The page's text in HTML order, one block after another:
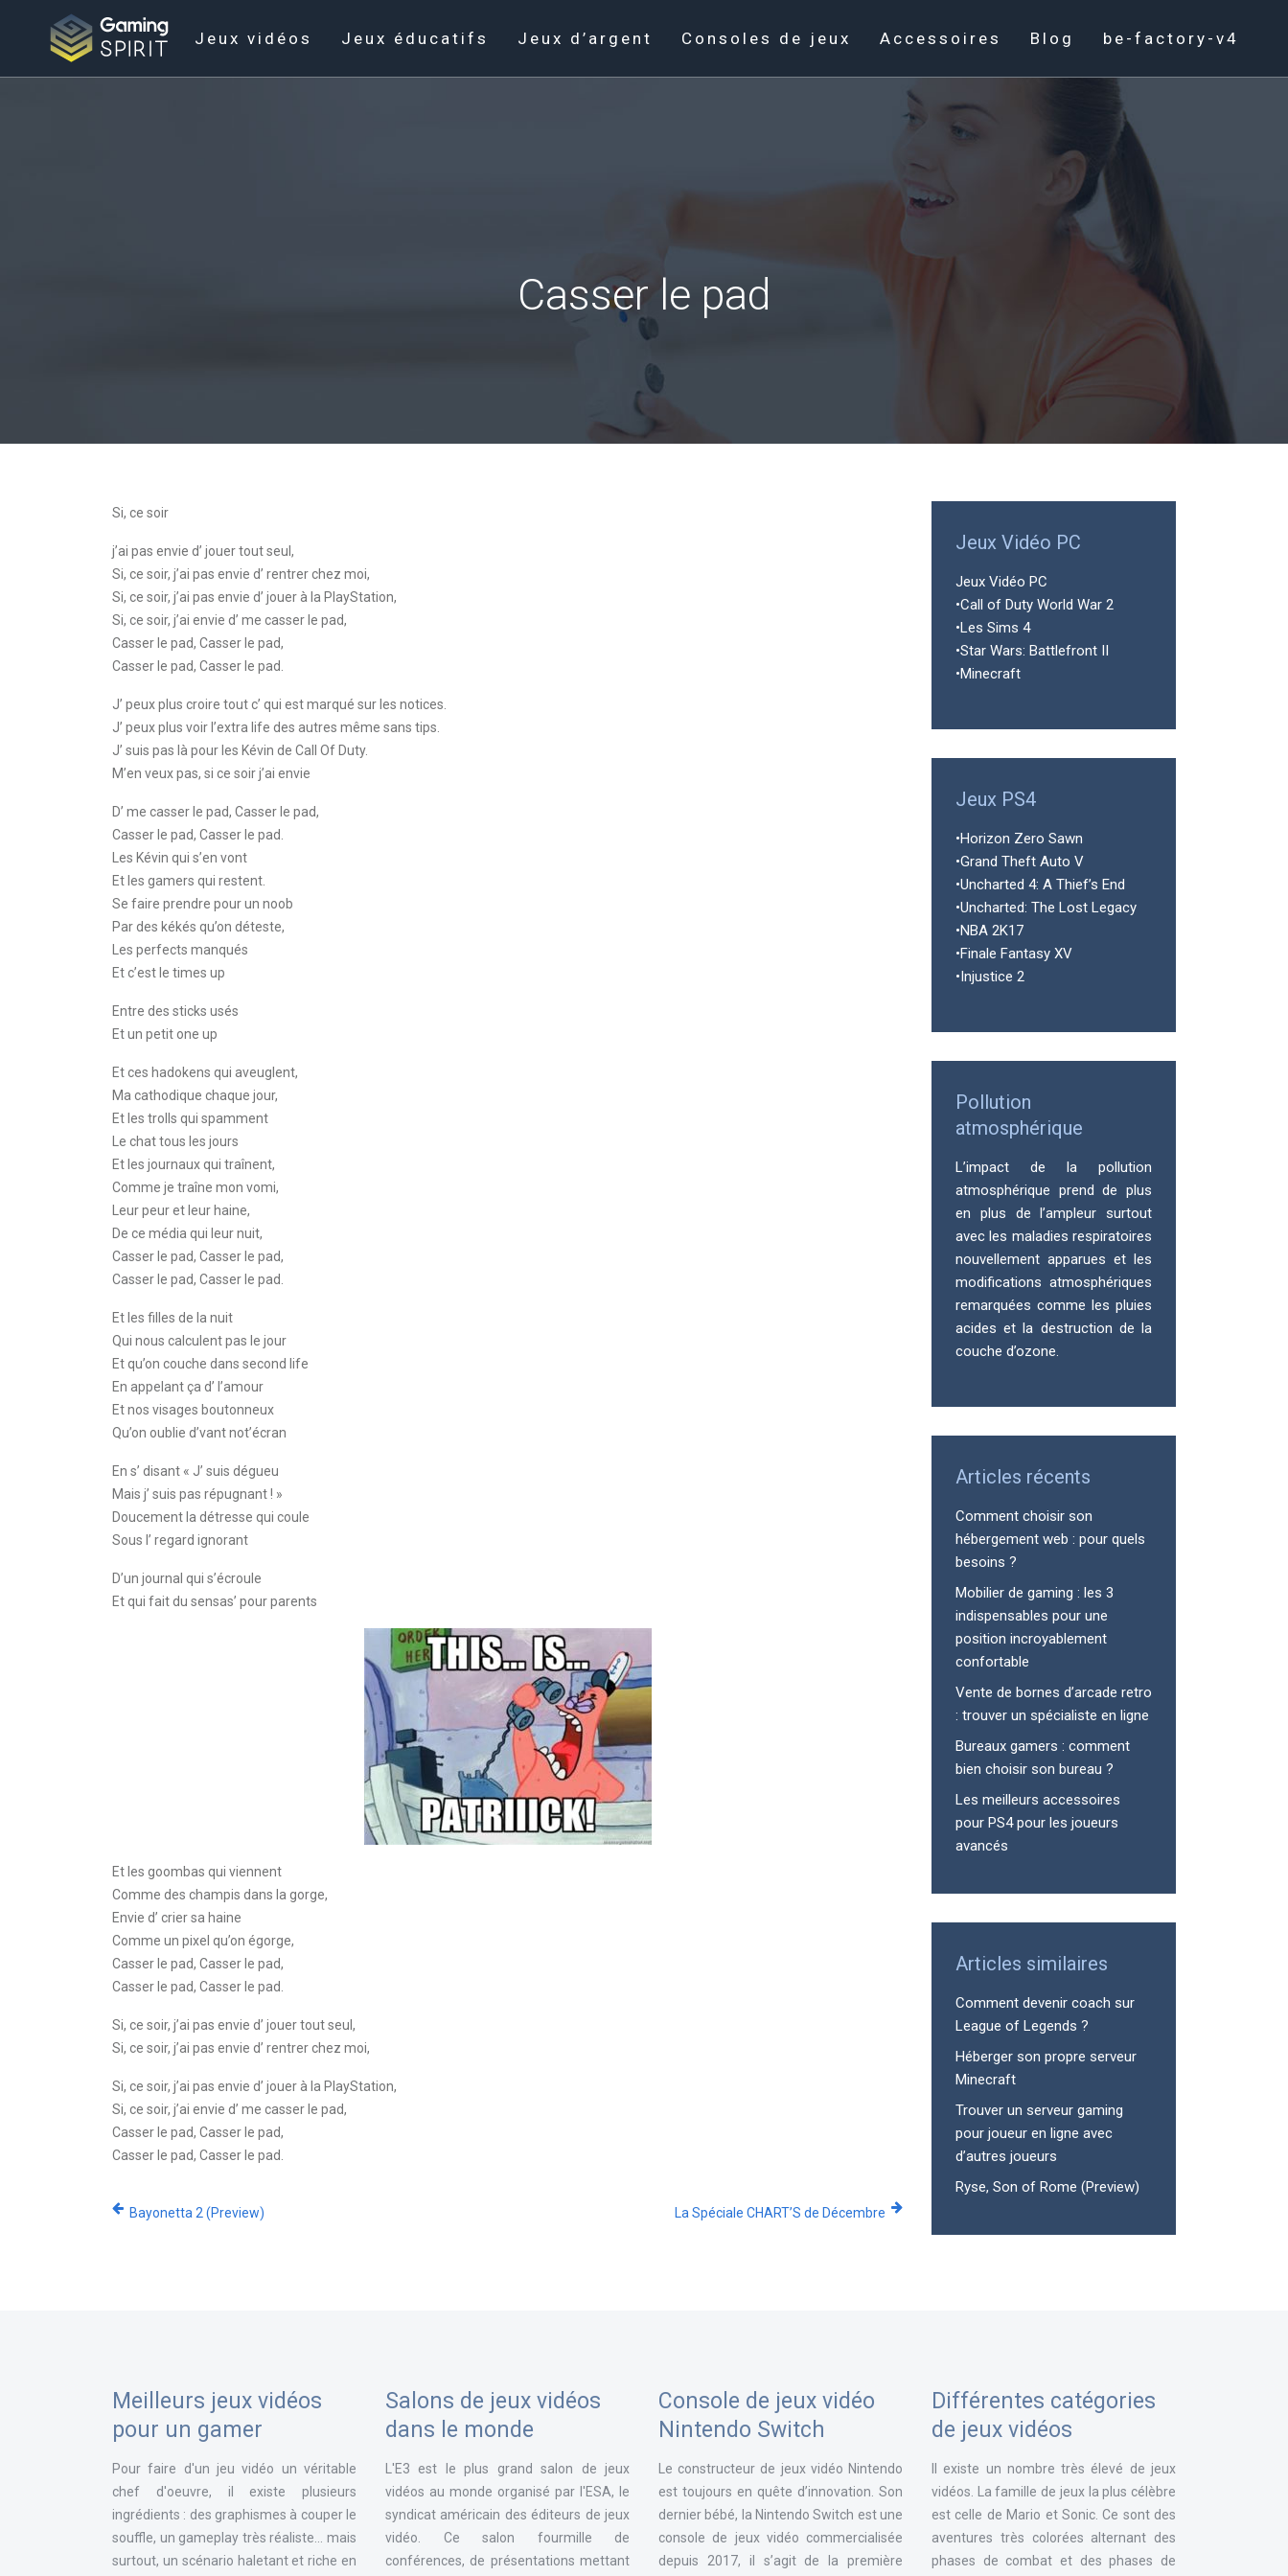
Jeux vidéos Jeux éducatifs Jeux d’argent Consoles de jeux Accessoires Blog be-factory-v4
Casser le pad
Si, ce soir
j’ai pas envie d’ jouer tout seul,
Si, ce soir, j’ai pas envie d’ rentrer chez moi,
Si, ce soir, j’ai pas envie d’ jouer à la PlayStation,
Si, ce soir, j’ai envie d’ me casser le pad,
Casser le pad, Casser le pad,
Casser le pad, Casser le pad.
J’ peux plus croire tout c’ qui est marqué sur les notices.
J’ peux plus voir l’extra life des autres même sans tips.
J’ suis pas là pour les Kévin de Call Of Duty.
M’en veux pas, si ce soir j’ai envie
D’ me casser le pad, Casser le pad,
Casser le pad, Casser le pad.
Les Kévin qui s’en vont
Et les gamers qui restent.
Se faire prendre pour un noob
Par des kékés qu’on déteste,
Les perfects manqués
Et c’est le times up
Entre des sticks usés
Et un petit one up
Et ces hadokens qui aveuglent,
Ma cathodique chaque jour,
Et les trolls qui spamment
Le chat tous les jours
Et les journaux qui traînent,
Comme je traîne mon vomi,
Leur peur et leur haine,
De ce média qui leur nuit,
Casser le pad, Casser le pad,
Casser le pad, Casser le pad.
Et les filles de la nuit
Qui nous calculent pas le jour
Et qu’on couche dans second life
En appelant ça d’ l’amour
Et nos visages boutonneux
Qu’on oublie d’vant not’écran
En s’ disant « J’ suis dégueu
Mais j’ suis pas répugnant ! »
Doucement la détresse qui coule
Sous l’ regard ignorant
D’un journal qui s’écroule
Et qui fait du sensas’ pour parents
Et les goombas qui viennent
Comme des champis dans la gorge,
Envie d’ crier sa haine
Comme un pixel qu’on égorge,
Casser le pad, Casser le pad,
Casser le pad, Casser le pad.
Si, ce soir, j’ai pas envie d’ jouer tout seul,
Si, ce soir, j’ai pas envie d’ rentrer chez moi,
Si, ce soir, j’ai pas envie d’ jouer à la PlayStation,
Si, ce soir, j’ai envie d’ me casser le pad,
Casser le pad, Casser le pad,
Casser le pad, Casser le pad.
Bayonetta 2 (Preview) La Spéciale CHART’S de Décembre
Jeux Vidéo PC
Jeux Vidéo PC
•Call of Duty World War 2
•Les Sims 4
•Star Wars: Battlefront II
•Minecraft
Jeux PS4
•Horizon Zero Sawn
•Grand Theft Auto V
•Uncharted 4: A Thief’s End
•Uncharted: The Lost Legacy
•NBA 2K17
•Finale Fantasy XV
•Injustice 2
Pollution
atmosphérique
L’impact de la pollution
atmosphérique prend de plus
en plus de l’ampleur surtout
avec les maladies respiratoires
nouvellement apparues et les
modifications atmosphériques
remarquées comme les pluies
acides et la destruction de la
couche d’ozone.
Articles récents
Comment choisir son
hébergement web : pour quels
besoins ?
Mobilier de gaming : les 3
indispensables pour une
position incroyablement
confortable
Vente de bornes d’arcade retro
: trouver un spécialiste en ligne
Bureaux gamers : comment
bien choisir son bureau ?
Les meilleurs accessoires
pour PS4 pour les joueurs
avancés
Articles similaires
Comment devenir coach sur
League of Legends ?
Héberger son propre serveur
Minecraft
Trouver un serveur gaming
pour joueur en ligne avec
d’autres joueurs
Ryse, Son of Rome (Preview)
Meilleurs jeux vidéos
pour un gamer
Pour faire d'un jeu vidéo un véritable
chef d'oeuvre, il existe plusieurs
ingrédients : des graphismes à couper le
souffle, un gameplay très réaliste... mais
surtout, un scénario haletant et riche en
Salons de jeux vidéos
dans le monde
L'E3 est le plus grand salon de jeux
vidéos au monde organisé par l'ESA, le
syndicat américain des éditeurs de jeux
vidéo. Ce salon fourmille de
conférences, de présentations mettant
Console de jeux vidéo
Nintendo Switch
Le constructeur de jeux vidéo Nintendo
est toujours en quête d’innovation. Son
dernier bébé, la Nintendo Switch est une
console de jeux vidéo commercialisée
depuis 2017, il s’agit de la première
Différentes catégories
de jeux vidéos
Il existe un nombre très élevé de jeux
vidéos. La famille de jeux la plus célèbre
est celle de Mario et Sonic. Ce sont des
aventures très colorées alternant des
phases de combat et des phases de